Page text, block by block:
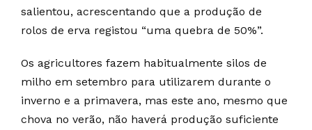
salientou, acrescentando que a produção de
rolos de erva registou “uma quebra de 50%”.
Os agricultores fazem habitualmente silos de
milho em setembro para utilizarem durante o
inverno e a primavera, mas este ano, mesmo que
chova no verão, não haverá produção suficiente